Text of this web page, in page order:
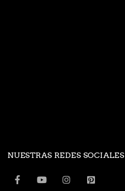
NUESTRAS REDES SOCIALES